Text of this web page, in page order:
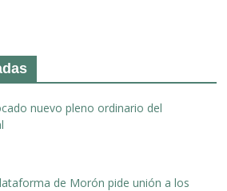
nuevo pleno ordinario del
de Morón pide unión a los